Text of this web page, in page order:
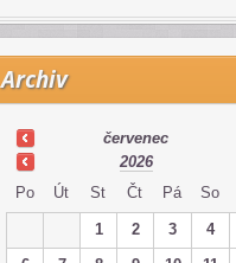
Archiv
červenec
2026
Po
Út St Čt Pá So
1 2 3 4